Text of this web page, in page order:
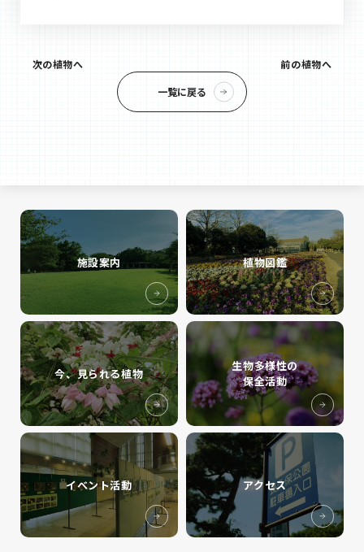
次の植物へ
一覧に戻る
前の植物へ
施設案内 植物図鑑
今、見られる植物
生物多様性の
保全活動
イベント活動 アクセス